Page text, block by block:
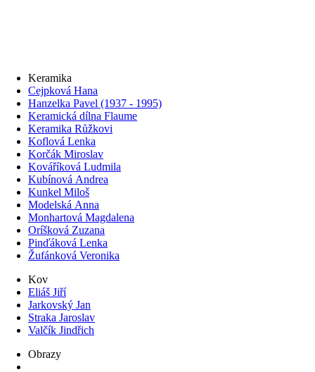
Keramika
Cejpková Hana
Hanzelka Pavel (1937 - 1995)
Keramická dílna Flaume
Keramika Růžkovi
Koflová Lenka
Korčák Miroslav
Kováříková Ludmila
Kubínová Andrea
Kunkel Miloš
Modelská Anna
Monhartová Magdalena
Oríšková Zuzana
Pinďáková Lenka
Žufánková Veronika
Kov
Eliáš Jiří
Jarkovský Jan
Straka Jaroslav
Valčík Jindřich
Obrazy